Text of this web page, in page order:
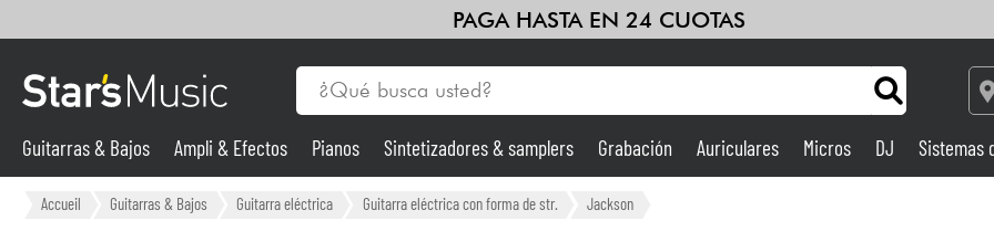
PAGA HASTA EN 24 CUOTAS
Guitarras & Bajos Ampli & Efectos
Guitarras & Bajos Ampli & Efectos Pianos Sintetizadores & samplers Grabación Auriculares Micros DJ Sistemas
Accueil Guitarras & Bajos Guitarra eléctrica Guitarra eléctrica con forma de str. Jackson